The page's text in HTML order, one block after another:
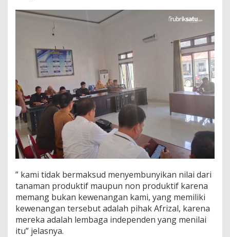
” kami tidak bermaksud menyembunyikan nilai dari
tanaman produktif maupun non produktif karena
memang bukan kewenangan kami, yang memiliki
kewenangan tersebut adalah pihak Afrizal, karena
mereka adalah lembaga independen yang menilai
itu” jelasnya.